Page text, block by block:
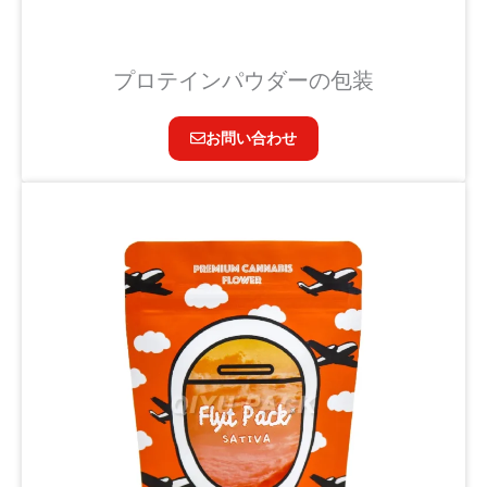
プロテインパウダーの包装
お問い合わせ